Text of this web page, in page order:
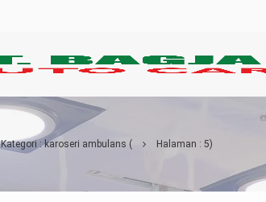
Kategori : karoseri ambulans ( Halaman : 5)